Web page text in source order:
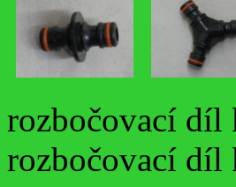
rozbočovací díl
rozbočovací díl